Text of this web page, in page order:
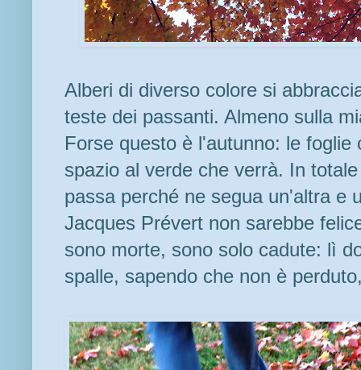
Alberi di diverso colore si
teste dei passanti. Almeno sulla
Forse questo è l'autunno: le foglie
spazio al verde che verrà. In
passa perché ne segua un'altra e
Jacques Prévert non sarebbe
sono morte, sono solo cadute: lì
spalle, sapendo che non è